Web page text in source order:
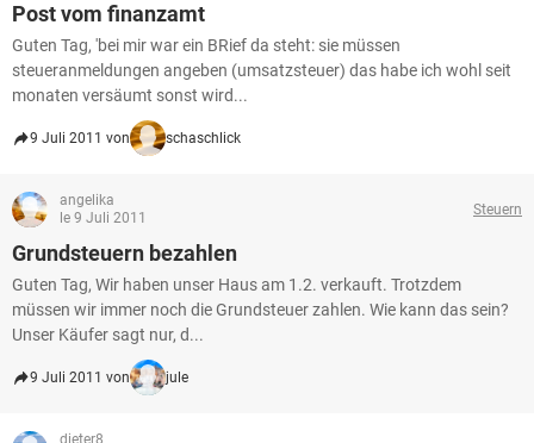
Post vom finanzamt
Guten Tag, 'bei mir war ein BRief da steht: sie müssen
steueranmeldungen angeben (umsatzsteuer) das habe ich wohl seit
monaten versäumt sonst wird...
9 Juli 2011 von schaschlick
angelika
le 9 Juli 2011
Steuern
Grundsteuern bezahlen
Guten Tag, Wir haben unser Haus am 1.2. verkauft. Trotzdem
müssen wir immer noch die Grundsteuer zahlen. Wie kann das sein?
Unser Käufer sagt nur, d...
9 Juli 2011 von jule
dieter8